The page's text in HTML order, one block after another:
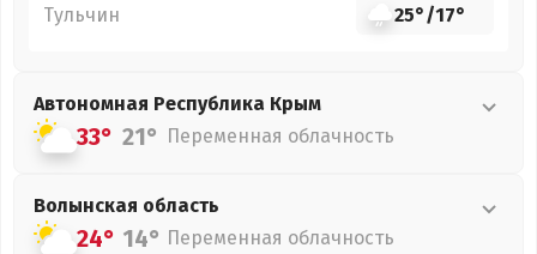
Тульчин 25°/17°
Автономная Республика Крым
33° 21° Переменная облачность
Волынская область
24° 14° Переменная облачность